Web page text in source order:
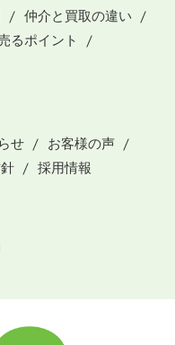
仲介と買取の違い
るポイント
せ
お客様の声
採用情報